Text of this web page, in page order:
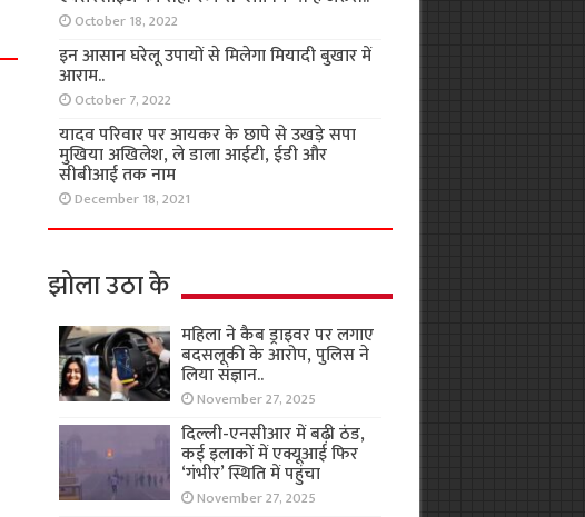
October 18, 2022
इन आसान घरेलू उपायों से मिलेगा मियादी बुखार में
आराम..
October 7, 2022
यादव परिवार पर आयकर के छापे से उखड़े सपा
मुखिया अखिलेश, ले डाला आईटी, ईडी और
सीबीआई तक नाम
December 18, 2021
झोला उठा के
महिला ने कैब ड्राइवर पर लगाए
बदसलूकी के आरोप, पुलिस ने
लिया संज्ञान..
November 27, 2025
दिल्ली-एनसीआर में बढ़ी ठंड,
कई इलाकों में एक्यूआई फिर
‘गंभीर’ स्थिति में पहुंचा
November 27, 2025